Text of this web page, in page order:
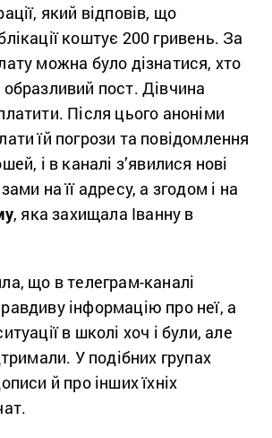
який відповів, що
коштує 200 гривень. За
можна було дізнатися, хто
пост. Дівчина
Після цього аноніми
їй погрози та повідомлення
і в каналі з’явилися нові
на її адресу, а згодом і на
, яка захищала Іванну в
що в телеграм-каналі
інформацію про неї, а
в школі хоч і були, але
У подібних групах
й про інших їхніх